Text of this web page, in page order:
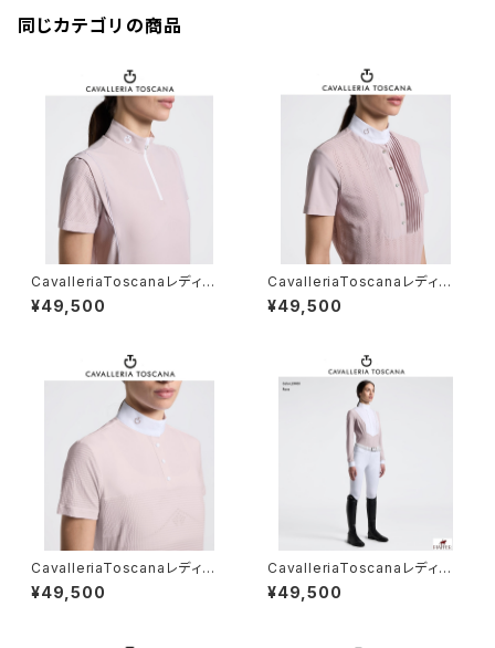
同じカテゴリの商品
CavalleriaToscanaレディスS
Sトレーニングポロ POD404
JE022
¥49,500
CavalleriaToscanaレディスS
Sシャツ CAD294PA100
¥49,500
CavalleriaToscanaレディスS
Sシャツ CAD299JE240
¥49,500
CavalleriaToscanaレディスL
Sシャツ CAD097 JF024
¥49,500